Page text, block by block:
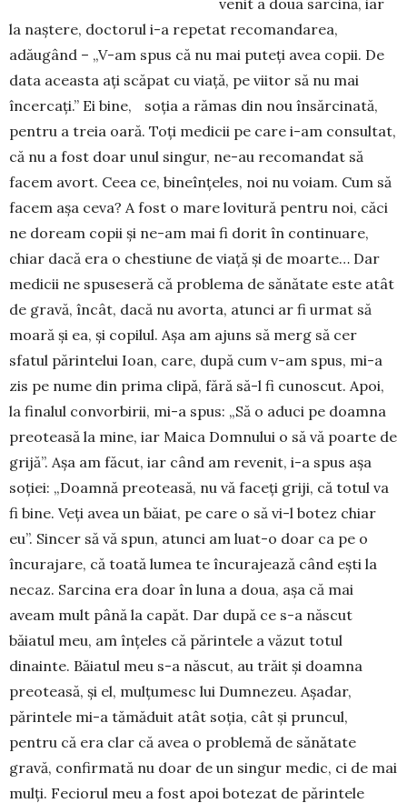
la naștere, docto­rul i-a repetat reco­mandarea,
adăugând – „V-am spus că nu mai puteți avea copii. De
data aceasta ați scă­pat cu viață, pe viitor să nu mai
încer­cați.” Ei bine, soția a rămas din nou însăr­cinată,
pentru a treia oară. Toți medicii pe care i-am consultat,
că nu a fost doar unul singur, ne-au reco­man­dat să
facem avort. Ceea ce, bineînțeles, noi nu voiam. Cum să
facem așa ceva? A fost o mare lovitură pentru noi, căci
ne doream copii și ne-am mai fi dorit în continuare,
chiar dacă era o ches­tiune de viață și de moarte… Dar
medicii ne spu­seseră că problema de sănătate este atât
de gravă, încât, dacă nu avorta, atunci ar fi urmat să
moară și ea, și copilul. Așa am ajuns să merg să cer
sfatul părintelui Ioan, care, după cum v-am spus, mi-a
zis pe nume din prima clipă, fără să-l fi cunoscut. Apoi,
la finalul convorbirii, mi-a spus: „Să o aduci pe doamna
preoteasă la mine, iar Maica Domnului o să vă poarte de
grijă”. Așa am făcut, iar când am revenit, i-a spus așa
soției: „Doamnă preoteasă, nu vă faceți griji, că totul va
fi bine. Veți avea un băiat, pe care o să vi-l botez chiar
eu”. Sincer să vă spun, atunci am luat-o doar ca pe o
încurajare, că toată lumea te încurajează când ești la
necaz. Sarcina era doar în luna a doua, așa că mai
aveam mult până la capăt. Dar după ce s-a născut
băiatul meu, am înțeles că părintele a văzut totul
dinainte. Băiatul meu s-a născut, au trăit și doamna
preoteasă, și el, mul­țumesc lui Dumnezeu. Așadar,
părin­tele mi-a tămăduit atât soția, cât și prun­cul,
pentru că era clar că avea o problemă de sănătate
gravă, confirmată nu doar de un singur medic, ci de mai
mulți. Feciorul meu a fost apoi botezat de părintele